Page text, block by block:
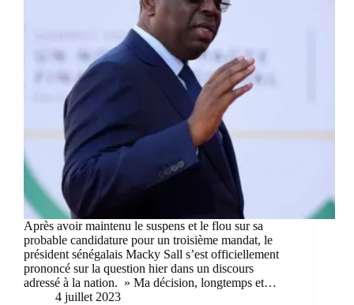
Après avoir maintenu le suspens et le flou sur sa
probable candidature pour un troisième mandat, le
président sénégalais Macky Sall s’est officiellement
prononcé sur la question hier dans un discours
adressé à la nation. » Ma décision, longtemps et…
4 juillet 2023